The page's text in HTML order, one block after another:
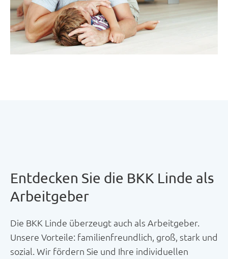
Entdecken Sie die BKK Linde als
Arbeitgeber
Die BKK Linde überzeugt auch als Arbeitgeber.
Unsere Vorteile: familienfreundlich, groß, stark und
sozial. Wir fördern Sie und Ihre individuellen